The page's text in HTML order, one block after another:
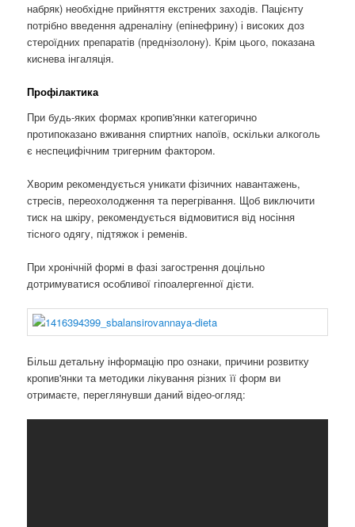
набряк) необхідне прийняття екстрених заходів. Пацієнту
потрібно введення адреналіну (епінефрину) і високих доз
стероїдних препаратів (преднізолону). Крім цього, показана
киснева інгаляція.
Профілактика
При будь-яких формах кропив'янки категорично
протипоказано вживання спиртних напоїв, оскільки алкоголь
є неспецифічним тригерним фактором.
Хворим рекомендується уникати фізичних навантажень,
стресів, переохолодження та перегрівання. Щоб виключити
тиск на шкіру, рекомендується відмовитися від носіння
тісного одягу, підтяжок і ременів.
При хронічній формі в фазі загострення доцільно
дотримуватися особливої ​​гіпоалергенної дієти.
Більш детальну інформацію про ознаки, причини розвитку
кропив'янки та методики лікування різних її форм ви
отримаєте, переглянувши даний відео-огляд: